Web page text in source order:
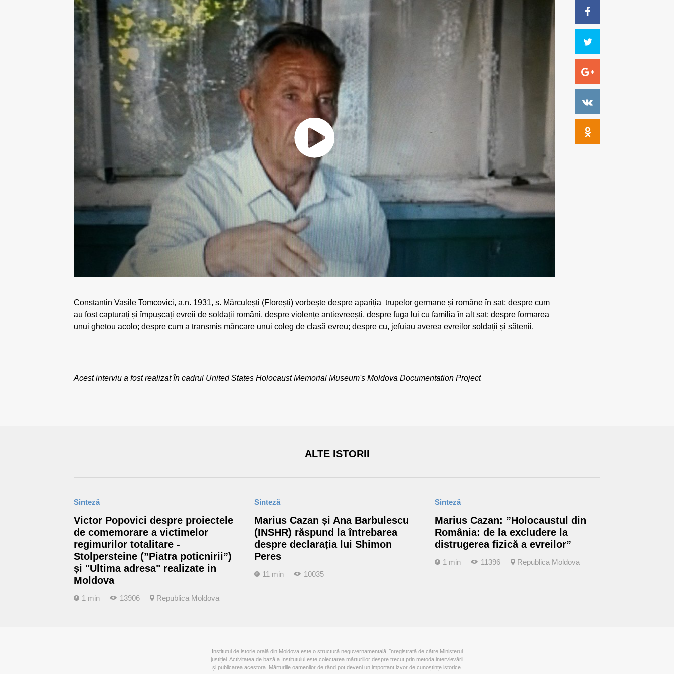
Constantin Vasile Tomcovici, a.n. 1931, s. Mărculești (Florești) vorbește despre apariția trupelor germane și române în sat; despre cum
au fost capturați și împușcați evreii de soldații români, despre violențe antievreești, despre fuga lui cu familia în alt sat; despre formarea
unui ghetou acolo; despre cum a transmis mâncare unui coleg de clasă evreu; despre cu, jefuiau averea evreilor soldații și sătenii.
Acest interviu a fost realizat în cadrul United States Holocaust Memorial Museum's Moldova Documentation Project
ALTE ISTORII
Sinteză
Victor Popovici despre proiectele
de comemorare a victimelor
regimurilor totalitare -
Stolpersteine (”Piatra poticnirii”)
și "Ultima adresa" realizate in
Moldova
1 min 13906 Republica Moldova
Sinteză
Marius Cazan și Ana Barbulescu
(INSHR) răspund la întrebarea
despre declarația lui Shimon
Peres
11 min 10035
Sinteză
Marius Cazan: ”Holocaustul din
România: de la excludere la
distrugerea fizică a evreilor”
1 min 11396 Republica Moldova
Institutul de istorie orală din Moldova este o structură neguvernamentală, înregistrată de către Ministerul
justiției. Activitatea de bază a Institutului este colectarea mărturiilor despre trecut prin metoda intervievării
și publicarea acestora. Mărturiile oamenilor de rând pot deveni un important izvor de cunoștințe istorice.